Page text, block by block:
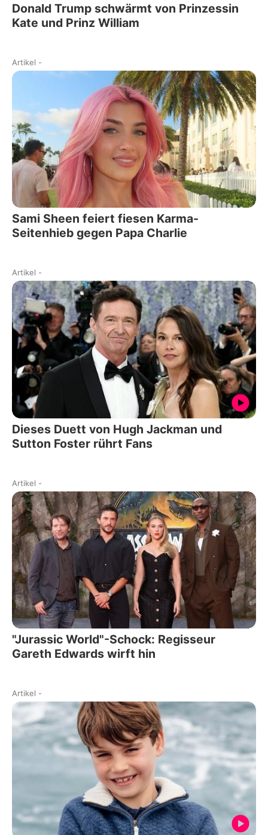
Donald Trump schwärmt von Prinzessin
Kate und Prinz William
Artikel -
Sami Sheen feiert fiesen Karma-
Seitenhieb gegen Papa Charlie
Artikel -
Dieses Duett von Hugh Jackman und
Sutton Foster rührt Fans
Artikel -
"Jurassic World"-Schock: Regisseur
Gareth Edwards wirft hin
Artikel -